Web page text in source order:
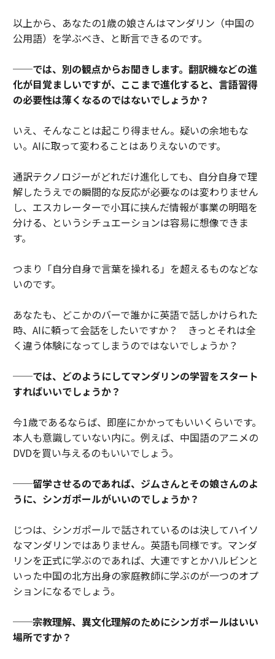
以上から、あなたの1歳の娘さんはマンダリン（中国の
公用語）を学ぶべき、と断言できるのです。
──では、別の観点からお聞きします。翻訳機などの進
化が目覚ましいですが、ここまで進化すると、言語習得
の必要性は薄くなるのではないでしょうか？
いえ、そんなことは起こり得ません。疑いの余地もな
い。AIに取って変わることはありえないのです。
通訳テクノロジーがどれだけ進化しても、自分自身で理
解したうえでの瞬間的な反応が必要なのは変わりません
し、エスカレーターで小耳に挟んだ情報が事業の明暗を
分ける、というシチュエーションは容易に想像できま
す。
つまり「自分自身で言葉を操れる」を超えるものなどな
いのです。
あなたも、どこかのバーで誰かに英語で話しかけられた
時、AIに頼って会話をしたいですか？ きっとそれは全
く違う体験になってしまうのではないでしょうか？
──では、どのようにしてマンダリンの学習をスタート
すればいいでしょうか？
今1歳であるならば、即座にかかってもいいくらいです。
本人も意識していない内に。例えば、中国語のアニメの
DVDを買い与えるのもいいでしょう。
──留学させるのであれば、ジムさんとその娘さんのよ
うに、シンガポールがいいのでしょうか？
じつは、シンガポールで話されているのは決してハイソ
なマンダリンではありません。英語も同様です。マンダ
リンを正式に学ぶのであれば、大連ですとかハルビンと
いった中国の北方出身の家庭教師に学ぶのが一つのオプ
ションになるでしょう。
──宗教理解、異文化理解のためにシンガポールはいい
場所ですか？